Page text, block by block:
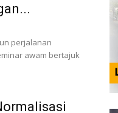
perjalanan
awam bertajuk